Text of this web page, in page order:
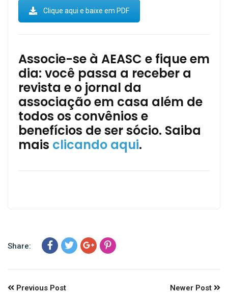
Clique aqui e baixe em PDF
Associe-se à AEASC e fique em
dia: você passa a receber a
revista e o jornal da
associação em casa além de
todos os convênios e
benefícios de ser sócio. Saiba
mais clicando aqui.
Share:
Previous Post Newer Post